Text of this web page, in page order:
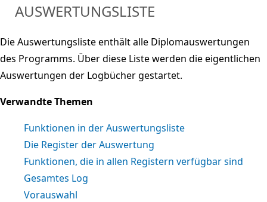
AUSWERTUNGSLISTE
Die Auswertungsliste enthält alle Diplomauswertungen
des Programms. Über diese Liste werden die eigentlichen
Auswertungen der Logbücher gestartet.
Verwandte Themen
Funktionen in der Auswertungsliste
Die Register der Auswertung
Funktionen, die in allen Registern verfügbar sind
Gesamtes Log
Vorauswahl